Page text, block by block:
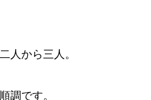
人から三人。
調です。